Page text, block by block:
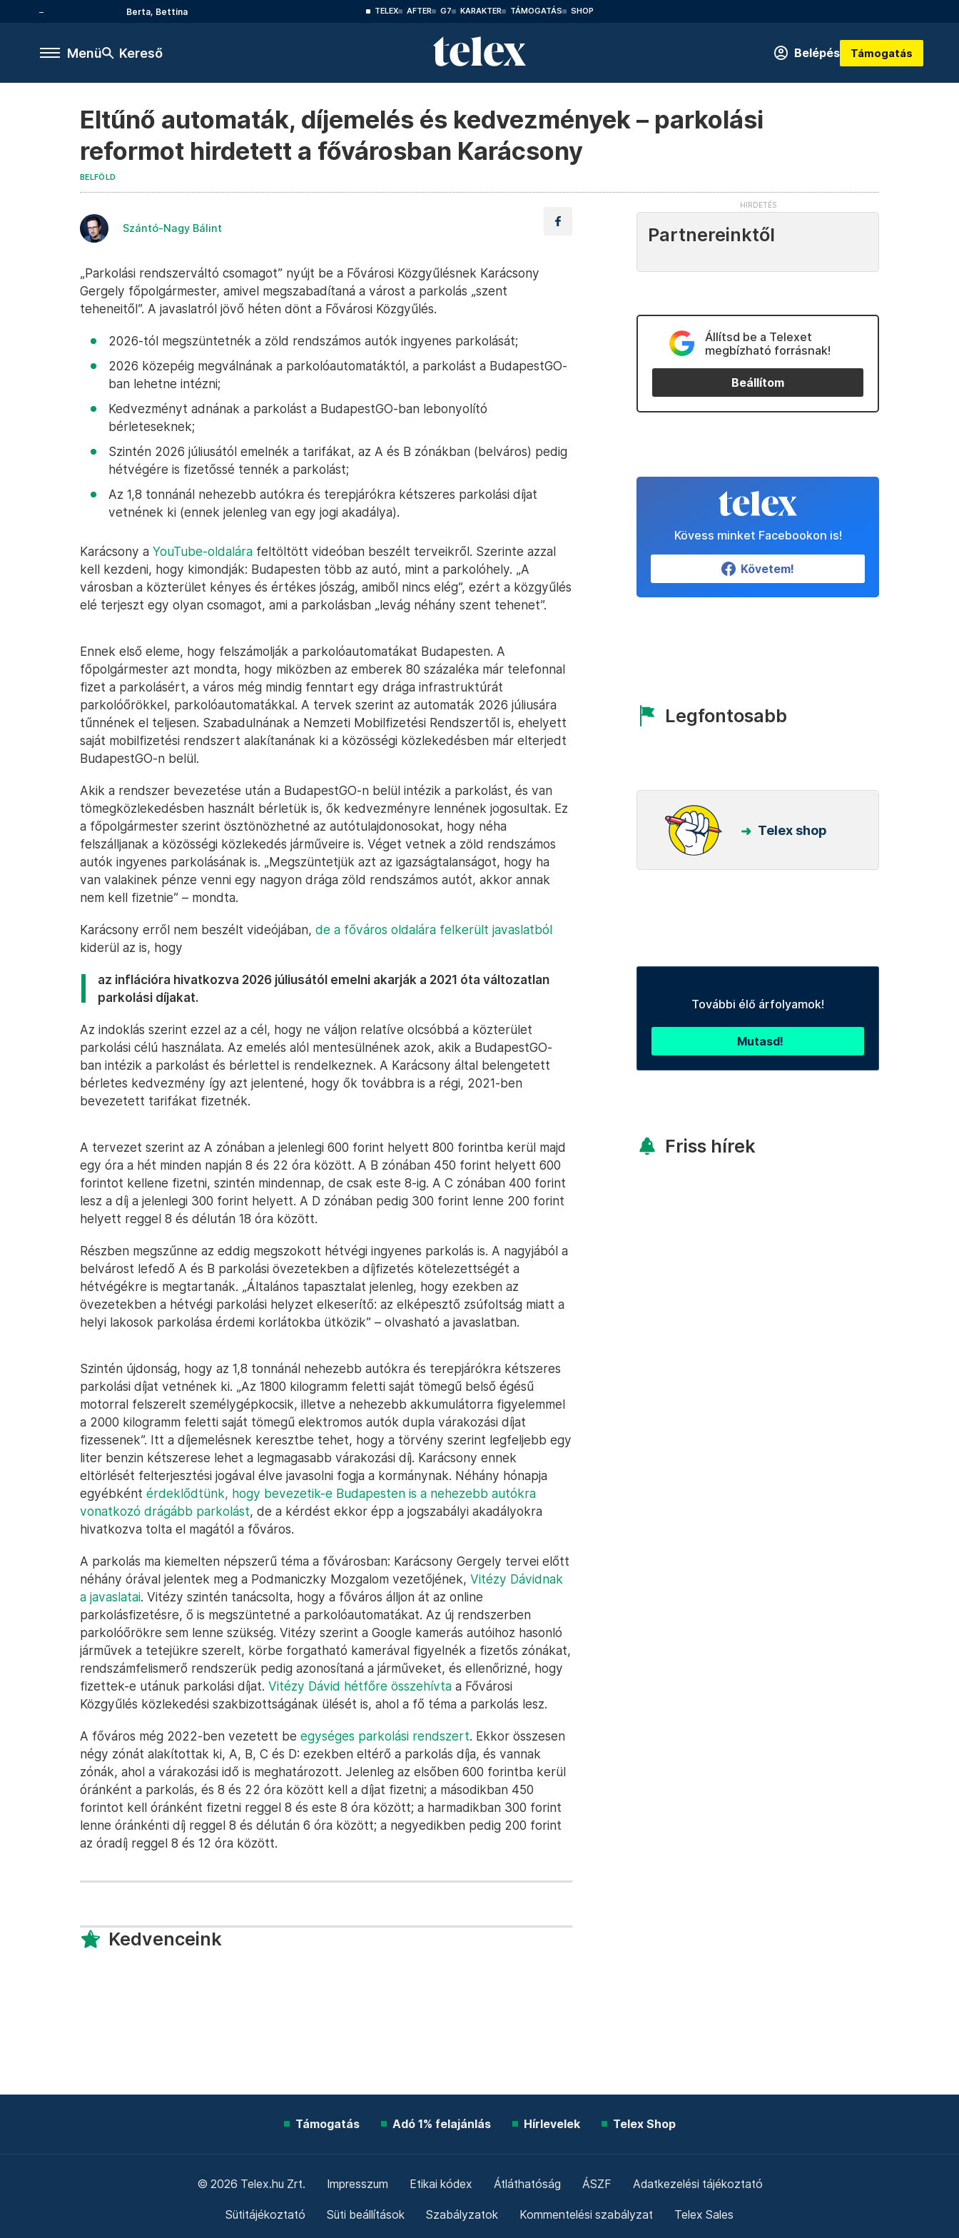
Berta, Bettina TELEX AFTER G7 KARAKTER TÁMOGATÁS SHOP
Menü Kereső Belépés Támogatás
Eltűnő automaták, díjemelés és kedvezmények – parkolási
reformot hirdetett a fővárosban Karácsony
BELFÖLD
Szántó-Nagy Bálint
„Parkolási rendszerváltó csomagot” nyújt be a Fővárosi Közgyűlésnek Karácsony
Gergely főpolgármester, amivel megszabadítaná a várost a parkolás „szent
teheneitől”. A javaslatról jövő héten dönt a Fővárosi Közgyűlés.
2026-tól megszüntetnék a zöld rendszámos autók ingyenes parkolását;
2026 közepéig megválnának a parkolóautomatáktól, a parkolást a BudapestGO-
ban lehetne intézni;
Kedvezményt adnának a parkolást a BudapestGO-ban lebonyolító
bérleteseknek;
Szintén 2026 júliusától emelnék a tarifákat, az A és B zónákban (belváros) pedig
hétvégére is fizetőssé tennék a parkolást;
Az 1,8 tonnánál nehezebb autókra és terepjárókra kétszeres parkolási díjat
vetnének ki (ennek jelenleg van egy jogi akadálya).
Karácsony a YouTube-oldalára feltöltött videóban beszélt terveikről. Szerinte azzal
kell kezdeni, hogy kimondják: Budapesten több az autó, mint a parkolóhely. „A
városban a közterület kényes és értékes jószág, amiből nincs elég”, ezért a közgyűlés
elé terjeszt egy olyan csomagot, ami a parkolásban „levág néhány szent tehenet”.
Ennek első eleme, hogy felszámolják a parkolóautomatákat Budapesten. A
főpolgármester azt mondta, hogy miközben az emberek 80 százaléka már telefonnal
fizet a parkolásért, a város még mindig fenntart egy drága infrastruktúrát
parkolóőrökkel, parkolóautomatákkal. A tervek szerint az automaták 2026 júliusára
tűnnének el teljesen. Szabadulnának a Nemzeti Mobilfizetési Rendszertől is, ehelyett
saját mobilfizetési rendszert alakítanának ki a közösségi közlekedésben már elterjedt
BudapestGO-n belül.
Akik a rendszer bevezetése után a BudapestGO-n belül intézik a parkolást, és van
tömegközlekedésben használt bérletük is, ők kedvezményre lennének jogosultak. Ez
a főpolgármester szerint ösztönözhetné az autótulajdonosokat, hogy néha
felszálljanak a közösségi közlekedés járműveire is. Véget vetnek a zöld rendszámos
autók ingyenes parkolásának is. „Megszüntetjük azt az igazságtalanságot, hogy ha
van valakinek pénze venni egy nagyon drága zöld rendszámos autót, akkor annak
nem kell fizetnie” – mondta.
Karácsony erről nem beszélt videójában, de a főváros oldalára felkerült javaslatból
kiderül az is, hogy
az inflációra hivatkozva 2026 júliusától emelni akarják a 2021 óta változatlan
parkolási díjakat.
Az indoklás szerint ezzel az a cél, hogy ne váljon relatíve olcsóbbá a közterület
parkolási célú használata. Az emelés alól mentesülnének azok, akik a BudapestGO-
ban intézik a parkolást és bérlettel is rendelkeznek. A Karácsony által belengetett
bérletes kedvezmény így azt jelentené, hogy ők továbbra is a régi, 2021-ben
bevezetett tarifákat fizetnék.
A tervezet szerint az A zónában a jelenlegi 600 forint helyett 800 forintba kerül majd
egy óra a hét minden napján 8 és 22 óra között. A B zónában 450 forint helyett 600
forintot kellene fizetni, szintén mindennap, de csak este 8-ig. A C zónában 400 forint
lesz a díj a jelenlegi 300 forint helyett. A D zónában pedig 300 forint lenne 200 forint
helyett reggel 8 és délután 18 óra között.
Részben megszűnne az eddig megszokott hétvégi ingyenes parkolás is. A nagyjából a
belvárost lefedő A és B parkolási övezetekben a díjfizetés kötelezettségét a
hétvégékre is megtartanák. „Általános tapasztalat jelenleg, hogy ezekben az
övezetekben a hétvégi parkolási helyzet elkeserítő: az elképesztő zsúfoltság miatt a
helyi lakosok parkolása érdemi korlátokba ütközik” – olvasható a javaslatban.
Szintén újdonság, hogy az 1,8 tonnánál nehezebb autókra és terepjárókra kétszeres
parkolási díjat vetnének ki. „Az 1800 kilogramm feletti saját tömegű belső égésű
motorral felszerelt személygépkocsik, illetve a nehezebb akkumulátorra figyelemmel
a 2000 kilogramm feletti saját tömegű elektromos autók dupla várakozási díjat
fizessenek”. Itt a díjemelésnek keresztbe tehet, hogy a törvény szerint legfeljebb egy
liter benzin kétszerese lehet a legmagasabb várakozási díj. Karácsony ennek
eltörlését felterjesztési jogával élve javasolni fogja a kormánynak. Néhány hónapja
egyébként érdeklődtünk, hogy bevezetik-e Budapesten is a nehezebb autókra
vonatkozó drágább parkolást, de a kérdést ekkor épp a jogszabályi akadályokra
hivatkozva tolta el magától a főváros.
A parkolás ma kiemelten népszerű téma a fővárosban: Karácsony Gergely tervei előtt
néhány órával jelentek meg a Podmaniczky Mozgalom vezetőjének, Vitézy Dávidnak
a javaslatai. Vitézy szintén tanácsolta, hogy a főváros álljon át az online
parkolásfizetésre, ő is megszüntetné a parkolóautomatákat. Az új rendszerben
parkolóőrökre sem lenne szükség. Vitézy szerint a Google kamerás autóihoz hasonló
járművek a tetejükre szerelt, körbe forgatható kamerával figyelnék a fizetős zónákat,
rendszámfelismerő rendszerük pedig azonosítaná a járműveket, és ellenőrizné, hogy
fizettek-e utánuk parkolási díjat. Vitézy Dávid hétfőre összehívta a Fővárosi
Közgyűlés közlekedési szakbizottságának ülését is, ahol a fő téma a parkolás lesz.
A főváros még 2022-ben vezetett be egységes parkolási rendszert. Ekkor összesen
négy zónát alakítottak ki, A, B, C és D: ezekben eltérő a parkolás díja, és vannak
zónák, ahol a várakozási idő is meghatározott. Jelenleg az elsőben 600 forintba kerül
óránként a parkolás, és 8 és 22 óra között kell a díjat fizetni; a másodikban 450
forintot kell óránként fizetni reggel 8 és este 8 óra között; a harmadikban 300 forint
lenne óránkénti díj reggel 8 és délután 6 óra között; a negyedikben pedig 200 forint
az óradíj reggel 8 és 12 óra között.
Kedvenceink
Partnereinktől
Állítsd be a Telexet
megbízható forrásnak!
Beállítom
Kövess minket Facebookon is!
Követem!
Legfontosabb
Telex shop
További élő árfolyamok!
Mutasd!
Friss hírek
Támogatás Adó 1% felajánlás Hírlevelek Telex Shop
© 2026 Telex.hu Zrt. Impresszum Etikai kódex Átláthatóság ÁSZF Adatkezelési tájékoztató
Sütitájékoztató Süti beállítások Szabályzatok Kommentelési szabályzat Telex Sales